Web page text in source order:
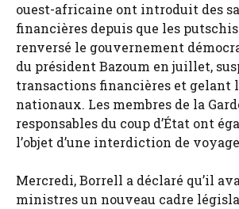
ouest-africaine ont introduit des
financières depuis que les
renversé le gouvernement
du président Bazoum en juillet,
transactions financières et gelant
nationaux. Les membres de la
responsables du coup d’État ont
l’objet d’une interdiction de
Mercredi, Borrell a déclaré qu’il
ministres un nouveau cadre